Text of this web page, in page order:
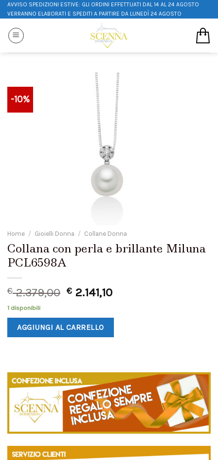
AVVISO SPEDIZIONI ESTIVE: GLI ORDINI EFFETTUATI DAL 14 AL 24 AGOSTO
VERRANNO ELABORATI E SPEDITI A PARTIRE DA LUNEDÌ 24 AGOSTO
-10%
Home / Gioielli Donna / Collane Donna
Collana con perla e brillante Miluna
PCL6598A
€2.379,00 € 2.141,10
1 disponibili
AGGIUNGI AL CARRELLO